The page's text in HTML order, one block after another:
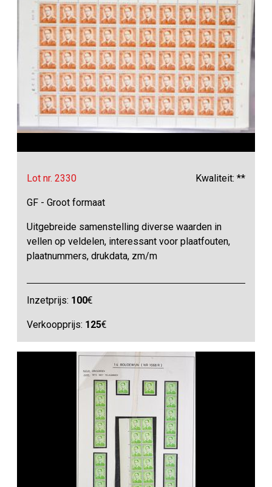
Lot nr. 2330 Kwaliteit: **
GF - Groot formaat
Uitgebreide samenstelling diverse waarden in
vellen op veldelen, interessant voor plaatfouten,
plaatnummers, drukdata, zm/m
Inzetprijs: 100€
Verkoopprijs: 125€